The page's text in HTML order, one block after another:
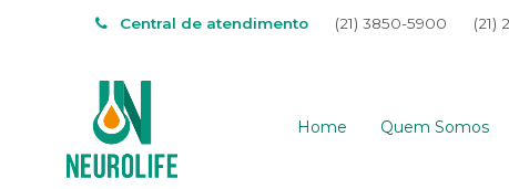
Central de atendimento (21) 3850-5900 (21)
Home Quem Somos